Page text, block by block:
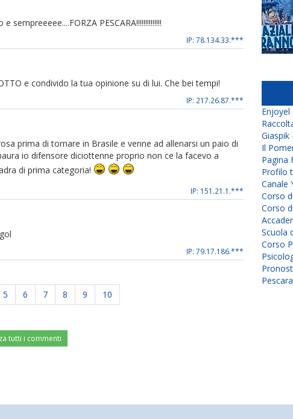
PESCARA!!!!!!!!!!!!!!
IP: 78.134.33.***
e condivido la tua opinione su di lui. Che bei tempi!
IP: 217.26.87.***
prima di tornare in Brasile e venne ad allenarsi un paio di
io difensore diciottenne proprio non ce la facevo a
di prima categoria!
IP: 151.21.1.***
IP: 79.17.186.***
5 6 7 8 9 10
tutti i commenti
Enjoyel
Giaspik
Il
Pagina
Profilo
Canale
Corso
Corso
Scuola
Corso